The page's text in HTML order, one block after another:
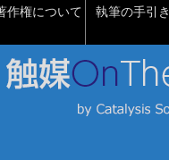
作権について 執筆の手引き